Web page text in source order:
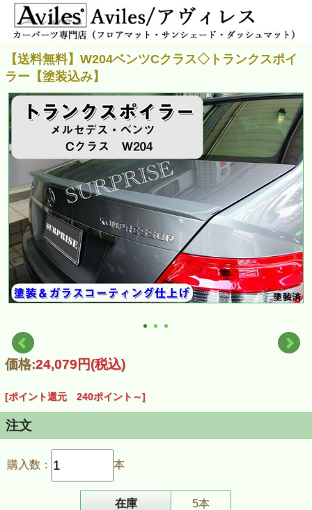
【送料無料】W204ベンツCクラス◇トランクスポイ
ラー【塗装込み】
価格:24,079円(税込)
[ポイント還元 240ポイント～]
注文
購入数： 本
在庫 5本